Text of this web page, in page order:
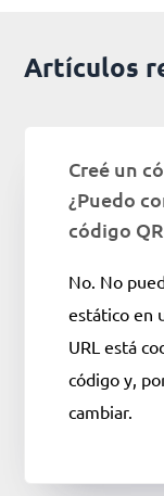
Artículos
Creé un
¿Puedo
código
No. No
estático en
URL está
código y,
cambiar.